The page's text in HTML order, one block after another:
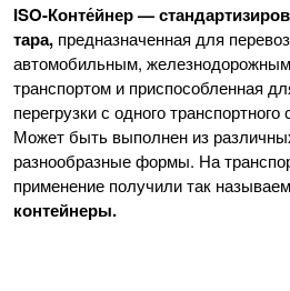
ISO-Конте́йнер —
тара, предназначенная для
автомобильным,
транспортом и приспособленная
перегрузки с одного
Может быть выполнен из
разнообразные формы. На
применение получили так
контейнеры.